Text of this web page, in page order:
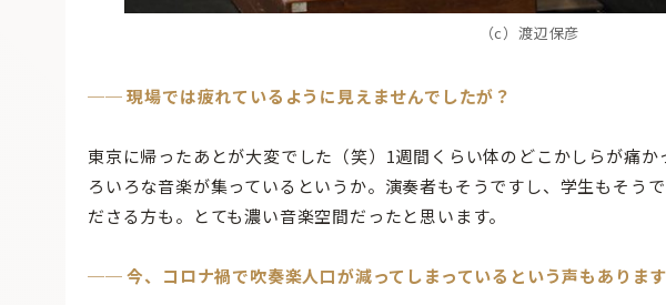
（c）渡辺保彦
── 現場では疲れているように見えませんでしたが？
東京に帰ったあとが大変でした（笑）1週間くらい体のどこかしらが痛
ろいろな音楽が集っているというか。演奏者もそうですし、学生もそう
ださる方も。とても濃い音楽空間だったと思います。
── 今、コロナ禍で吹奏楽人口が減ってしまっているという声もありま